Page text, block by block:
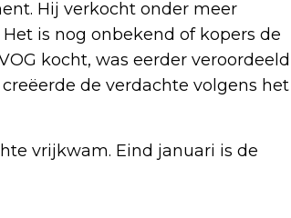
Hij verkocht onder meer
is nog onbekend of kopers de
kocht, was eerder veroordeeld
de verdachte volgens het
vrijkwam. Eind januari is de